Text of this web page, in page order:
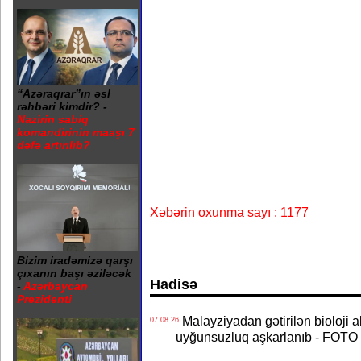
“Azəraqrar”ın əsl
rəhbəri kimdir? -
Nazirin sabiq
komandirinin maaşı 7
dəfə artırılıb?
Bizim iradəmizə qarşı
çıxanın başı əziləcək
- Azərbaycan
Prezidenti
Xəbərin oxunma sayı : 1177
Hadisə
07.08.26Malayziyadan gətirilən bioloji
uyğunsuzluq aşkarlanıb - FOTO